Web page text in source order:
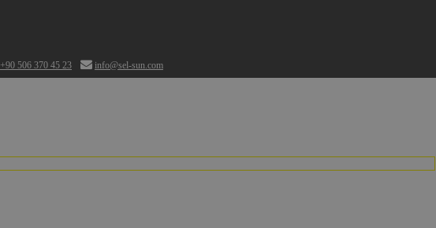
+90 506 370 45 23 info@sel-sun.com